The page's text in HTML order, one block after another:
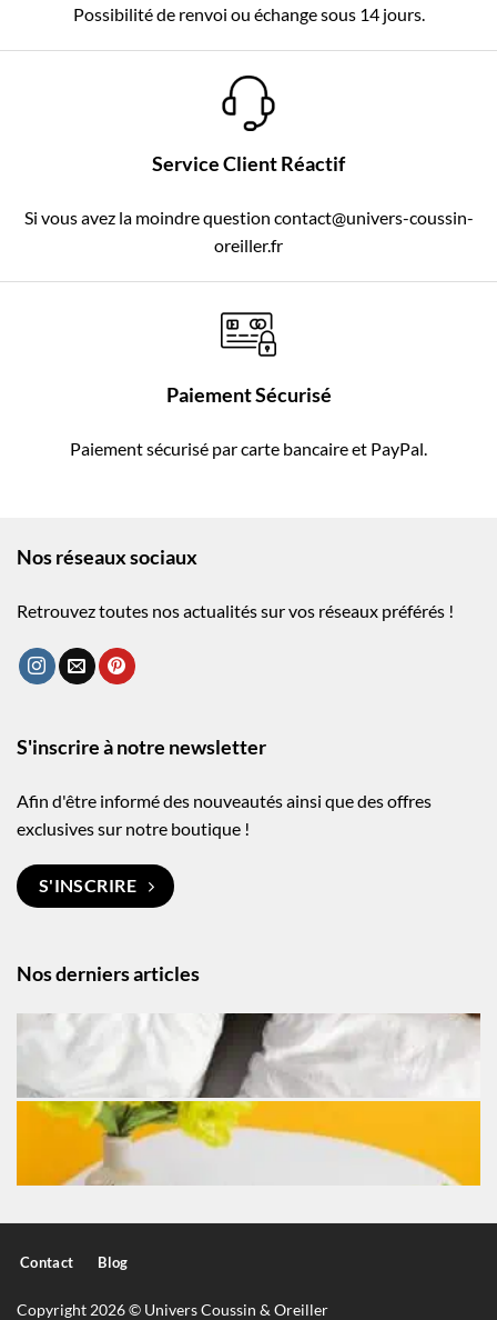
Possibilité de renvoi ou échange sous 14 jours.
Service Client Réactif
Si vous avez la moindre question contact@univers-coussin-
oreiller.fr
Paiement Sécurisé
Paiement sécurisé par carte bancaire et PayPal.
Nos réseaux sociaux
Retrouvez toutes nos actualités sur vos réseaux préférés !
Nos derniers articles
S'inscrire à notre newsletter
Afin d'être informé des nouveautés ainsi que des offres
exclusives sur notre boutique !
S'INSCRIRE
Contact Blog
Copyright 2026 © Univers Coussin & Oreiller